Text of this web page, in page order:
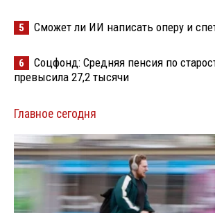
5 Сможет ли ИИ написать оперу и
6
Соцфонд: Средняя пенсия по
превысила 27,2 тысячи
Главное сегодня